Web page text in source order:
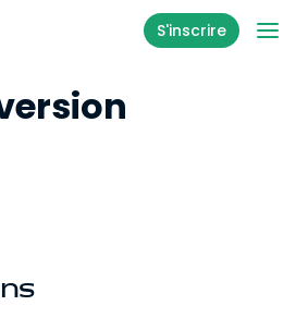
S'inscrire